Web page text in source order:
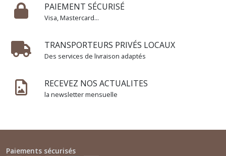
PAIEMENT SÉCURISÉ
Visa, Mastercard...
TRANSPORTEURS PRIVÉS LOCAUX
Des services de livraison adaptés
RECEVEZ NOS ACTUALITES
la newsletter mensuelle
Paiements sécurisés